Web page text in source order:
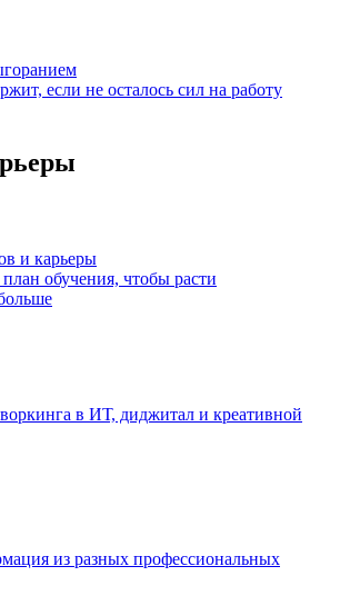
если не осталось сил на работу
и карьеры
обучения, чтобы расти
в ИТ, диджитал и креативной
из разных профессиональных